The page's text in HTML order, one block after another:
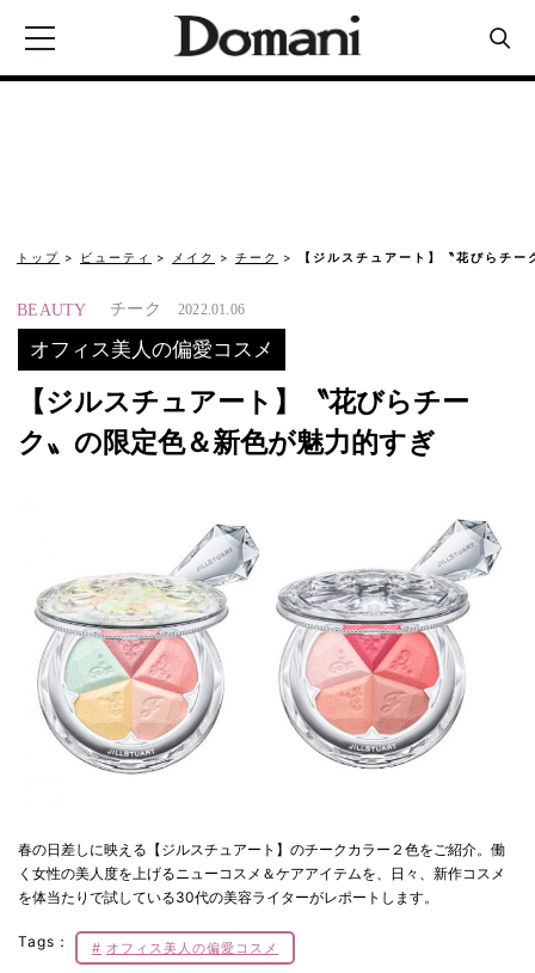
トップ ビューティ メイク チーク 【ジルスチュアート】〝花びらチ
BEAUTY チーク 2022.01.06
オフィス美人の偏愛コスメ
【ジルスチュアート】〝花びらチー
ク〟の限定色＆新色が魅力的すぎ
春の日差しに映える【ジルスチュアート】のチークカラー２色をご紹介。働
く女性の美人度を上げるニューコスメ＆ケアアイテムを、日々、新作コスメ
を体当たりで試している30代の美容ライターがレポートします。
Tags： オフィス美人の偏愛コスメ